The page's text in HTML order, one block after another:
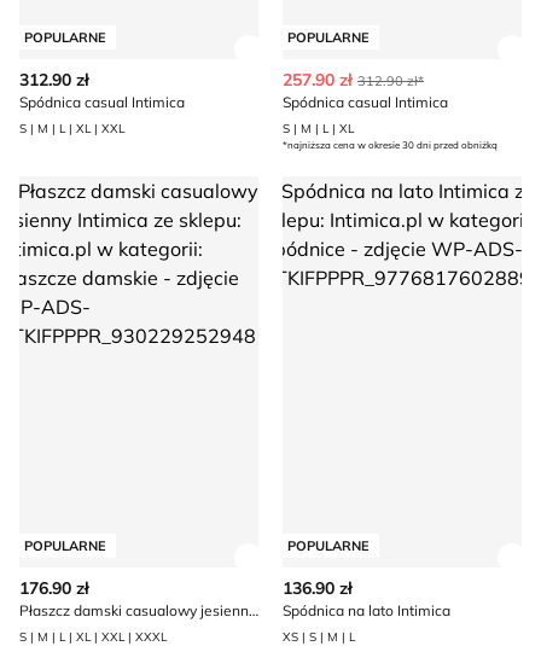
POPULARNE
312.90 zł
Spódnica casual Intimica
S | M | L | XL | XXL
POPULARNE
257.90 zł 312.90 zł*
Spódnica casual Intimica
S | M | L | XL
*najniższa cena w okresie 30 dni przed obniżką
damski casualowy jesienny Intimica
POPULARNE
176.90 zł
Płaszcz damski casualowy jesienny Intimica
S | M | L | XL | XXL | XXXL
Spódnica na lato Intimica
POPULARNE
136.90 zł
Spódnica na lato Intimica
XS | S | M | L